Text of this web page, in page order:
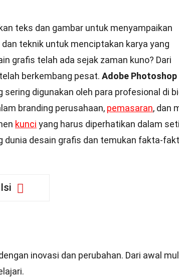
teks dan gambar untuk menyampaikan
teknik untuk menciptakan karya yang
grafis telah ada sejak zaman kuno? Dari
berkembang pesat. Adobe Photoshop
digunakan oleh para profesional di
branding perusahaan, pemasaran, dan
kunci yang harus diperhatikan dalam
dunia desain grafis dan temukan fakta-
inovasi dan perubahan. Dari awal